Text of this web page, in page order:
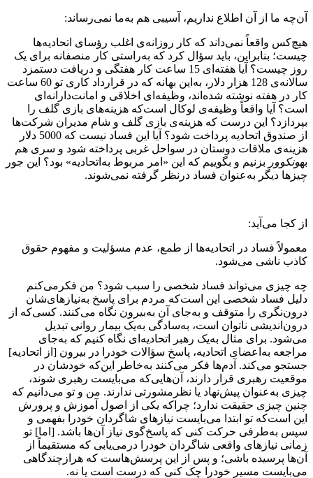
آن‌چه ما از آن اطلاع نداریم، آسیبی هم به‌ما نمی‌رساند:
هیچ‌کس واقعاً نمی‌داند که کار روزانه‌ی اغلب رؤسای اتحادیه‌ها
چیست؛ بنابراین، باید سؤال کرد که به‌راستی کار منصفانه برای یک
روز چیست؟ آیا هفته‌ای 15 ساعت کار هفتگی و دریافت دستمزد
سالانه‌ی 128 هزار دلار، به‌این بهانه که در قرارداد کاری تو 60 ساعت
کار در هفته نوشته شده‌اند، وظیفه‌ای اخلاقی و امانت‌دارانه‌ای
است؟ آیا واقعاً وظیفه‌ی لوکال است‌که هزینه‌های بازی گلف را
بپردازد؟ این درست که هزینه‌ی بازی گلف و شام مدیران شرکت‌ها
از صندوق اتحادیه پرداخت شود؟ آیا این فساد نیست که 5000 دلار
هزینه‌ی ملاقات دوستان در سواحل غربی پرداخته شود و سری هم
بهونکوور بزنیم و بگوییم که این «امر مربوط به‌اتحادیه» بود؟ این جور
چیزها دیگر به‌عنوان فساد درنظر گرفته نمی‌شوند.
از کجا می‌آید:
معمولاً فساد در اتحادیه‌ها از طمع، عدم مسؤلیت و مفهوم حقوق
کاذب ناشی می‌شود.
چه چیزی می‌تواند فساد شخصی را سبب شود؟ من فکرمی‌کنم
دلیل فساد شخصی این است‌که مردم برای پاسخ به‌‌نیازهای‌شان
درون‌نگری را متوقف و به‌جای آن به‌بیرون نگاه می‌کنند. کسی‌که از
درون‌اندیشی ناتوان است، به‌سادگی به‌یک بیمار روانی تبدیل
می‌شود. برای مثال به‌یک رهبر اتحادیه‌ای نگاه کنیم که به‌جای
مراجعه به‌‌اعضای اتحادیه، پاسخ سؤالات خودرا در بیرون [از اتحادیه]
جستجو می‌کند. آدم‌ها فکر می‌کنند به‌خاطر این‌که خودشان در
موقعیت رهبری قرار دارند، آن‌هایی‌که می‌بایست رهبری شوند،
چیزی به‌عنوان پیش‌نهاد یا نظرمشورتی ندارند. من و تو می‌دانیم که
چنین چیزی حقیقت ندارد؛ چراکه یکی از اصول آموزش و پرورش
این است‌که تو ابتدا می‌بایست نیازهای شاگردان خودرا بفهمی و
سپس به‌‌طرفی حرکت کنی که پاسخ‌گوی نیاز آن‌ها باشد. [اما] تو
زمانی نیازهای واقعی شاگردان خودرا درمی‌یابی که مستقیماً از
آن‌ها پرسیده باشی؛ و پس از این پرسش‌هاست که هرازچندگاهی
می‌بایست مسیر خودرا چک کنی که درست است یا نه.